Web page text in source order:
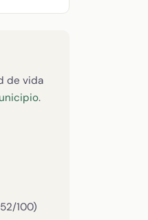
de vida
.
100)